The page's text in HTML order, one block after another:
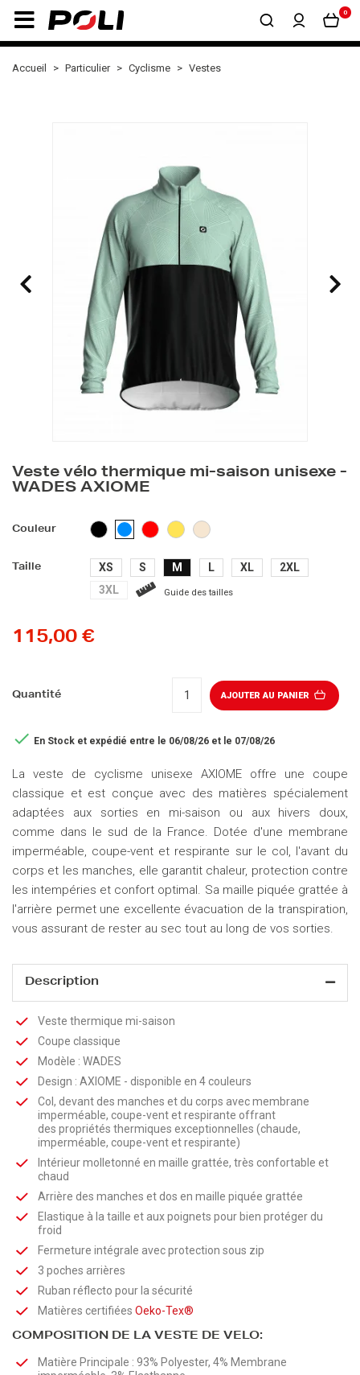
0
Accueil Particulier Cyclisme Vestes
Veste vélo thermique mi-saison unisexe -
WADES AXIOME
Couleur NOIRBLEU
CLAIR
ROUGEJAUNEBEIGE
Taille XS S M L XL
2XL
3XL
Guide des tailles
115,00 €
Quantité AJOUTER AU PANIER
 En Stock et expédié entre le 06/08/26 et le 07/08/26
La veste de cyclisme unisexe AXIOME offre une coupe
classique et est conçue avec des matières spécialement
adaptées aux sorties en mi-saison ou aux hivers doux,
comme dans le sud de la France. Dotée d'une membrane
imperméable, coupe-vent et respirante sur le col, l'avant du
corps et les manches, elle garantit chaleur, protection contre
les intempéries et confort optimal. Sa maille piquée grattée à
l'arrière permet une excellente évacuation de la transpiration,
vous assurant de rester au sec tout au long de vos sorties.
Description
Veste thermique mi-saison
Coupe classique
Modèle : WADES
Design : AXIOME - disponible en 4 couleurs
Col, devant des manches et du corps avec membrane
imperméable, coupe-vent et respirante offrant
des propriétés thermiques exceptionnelles (chaude,
imperméable, coupe-vent et respirante)
Intérieur molletonné en maille grattée, très confortable et
chaud
Arrière des manches et dos en maille piquée grattée
Elastique à la taille et aux poignets pour bien protéger du
froid
Fermeture intégrale avec protection sous zip
3 poches arrières
Ruban réflecto pour la sécurité
Matières certifiées Oeko-Tex®
COMPOSITION DE LA VESTE DE VELO:
Matière Principale : 93% Polyester, 4% Membrane